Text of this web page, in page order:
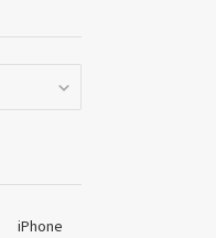
iPhone